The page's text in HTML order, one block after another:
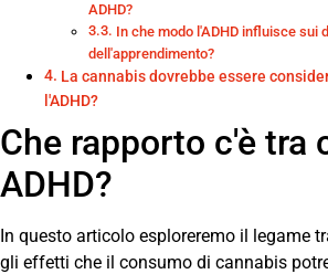
ADHD?
In che modo l'ADHD influisce sui
dell'apprendimento?
La cannabis dovrebbe essere
l'ADHD?
Che rapporto c'è tra
ADHD?
In questo articolo esploreremo il legame
gli effetti che il consumo di cannabis